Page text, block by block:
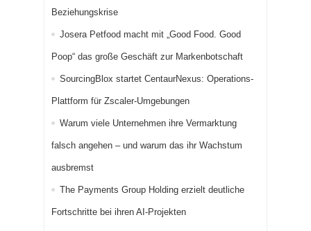
Beziehungskrise
Josera Petfood macht mit „Good Food. Good
Poop“ das große Geschäft zur Markenbotschaft
SourcingBlox startet CentaurNexus: Operations-
Plattform für Zscaler-Umgebungen
Warum viele Unternehmen ihre Vermarktung
falsch angehen – und warum das ihr Wachstum
ausbremst
The Payments Group Holding erzielt deutliche
Fortschritte bei ihren AI-Projekten